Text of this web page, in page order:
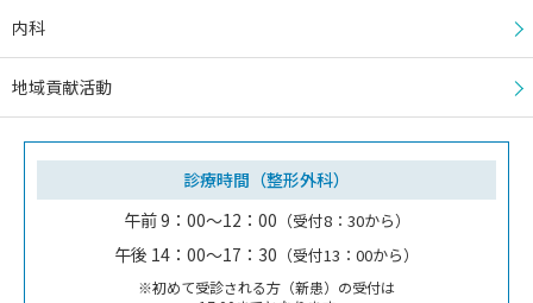
内科
地域貢献活動
診療時間（整形外科）
午前 9：00～12：00 （受付8：30から）
午後 14：00～17：30 （受付13：00から）
※初めて受診される方（新患）の受付は